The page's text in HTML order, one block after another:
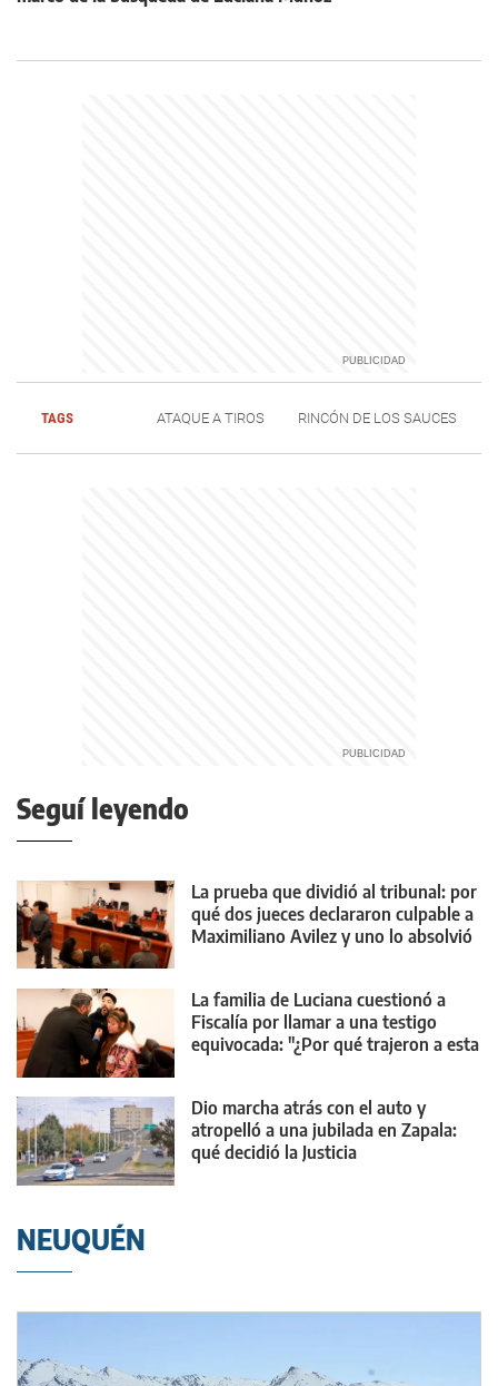
TAGS ATAQUE A TIROS RINCÓN DE LOS SAUCES
Seguí leyendo
La prueba que dividió al tribunal: por
qué dos jueces declararon culpable a
Maximiliano Avilez y uno lo absolvió
La familia de Luciana cuestionó a
Fiscalía por llamar a una testigo
equivocada: "¿Por qué trajeron a esta
Dio marcha atrás con el auto y
atropelló a una jubilada en Zapala:
qué decidió la Justicia
NEUQUÉN